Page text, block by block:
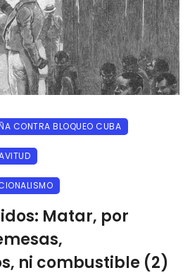
CONTRA BLOQUEO CUBA
Matar, por
ni combustible (2)